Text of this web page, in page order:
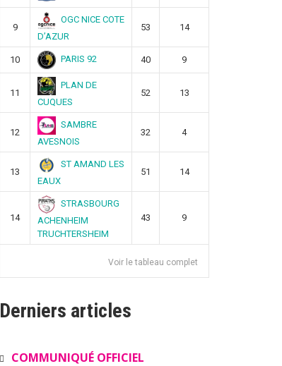
9
OGC NICE COTE
D’AZUR
53 14
10 PARIS 92 40 9
11
PLAN DE
CUQUES
52 13
12
SAMBRE
AVESNOIS
32 4
13
ST AMAND LES
EAUX
51 14
14
STRASBOURG
ACHENHEIM
TRUCHTERSHEIM
43 9
Voir le tableau complet
Derniers articles
COMMUNIQUÉ OFFICIEL